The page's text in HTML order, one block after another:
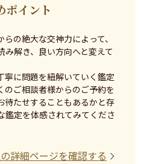
ポイント
の絶大な交神力によって、
み解き、良い方向へと変えて
寧に問題を紐解いていく鑑定
のご相談者様からのご予約を
待たせすることもあるかと存
鑑定を体感されてみてくださ
詳細ページを確認する